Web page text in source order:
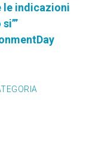
le indicazioni